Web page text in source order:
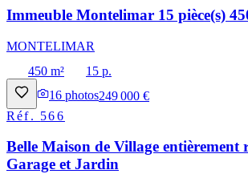
Immeuble Montelimar 15 pièce(s)
MONTELIMAR
450 m²
15 p.
16 photos249 000 €
Réf. 566
Belle Maison de Village entièrement
Garage et Jardin